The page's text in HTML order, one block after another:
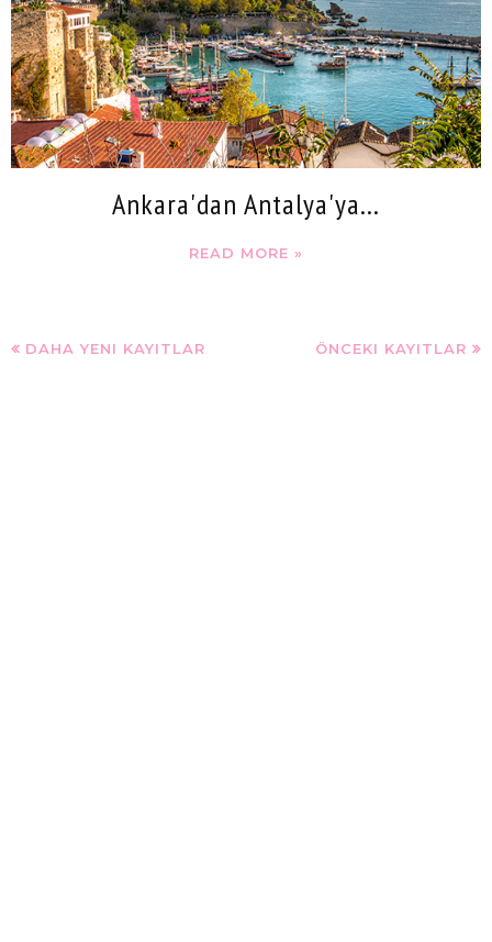
Ankara'dan Antalya'ya...
READ MORE »
DAHA YENI KAYITLAR ÖNCEKI KAYITLAR